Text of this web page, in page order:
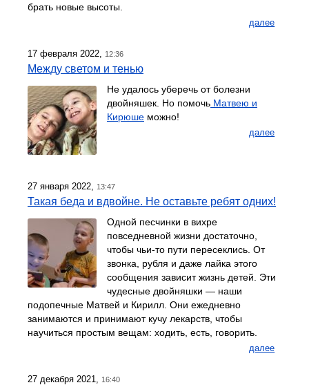
брать новые высоты.
далее
17 февраля 2022, 12:36
Между светом и тенью
Не удалось уберечь от болезни
двойняшек. Но помочь Матвею и
Кирюше можно!
далее
27 января 2022, 13:47
Такая беда и вдвойне. Не оставьте ребят одних!
Одной песчинки в вихре
повседневной жизни достаточно,
чтобы чьи-то пути пересеклись. От
звонка, рубля и даже лайка этого
сообщения зависит жизнь детей. Эти
чудесные двойняшки — наши
подопечные Матвей и Кирилл. Они ежедневно
занимаются и принимают кучу лекарств, чтобы
научиться простым вещам: ходить, есть, говорить.
далее
27 декабря 2021, 16:40